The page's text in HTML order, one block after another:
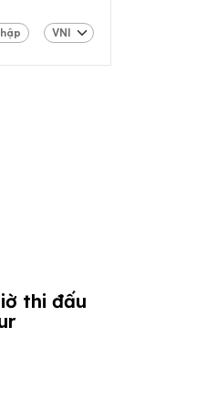
thi đấu